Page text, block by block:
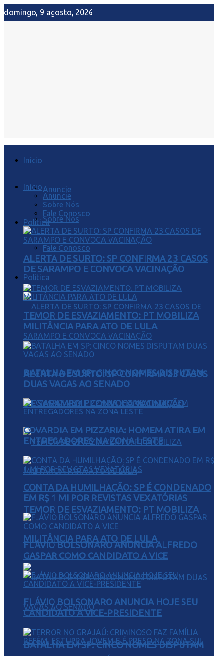
domingo, 9 agosto, 2026
Início
Anuncie
Sobre Nós
Fale Conosco
Política
ALERTA DE SURTO: SP CONFIRMA 23 CASOS
DE SARAMPO E CONVOCA VACINAÇÃO
TEMOR DE ESVAZIAMENTO: PT MOBILIZA
MILITÂNCIA PARA ATO DE LULA
BATALHA EM SP: CINCO NOMES DISPUTAM
Início
Anuncie
Sobre Nós
Fale Conosco
Política
ALERTA DE SURTO: SP CONFIRMA 23 CASOS
DE SARAMPO E CONVOCA VACINAÇÃO
TEMOR DE ESVAZIAMENTO: PT MOBILIZA
MILITÂNCIA PARA ATO DE LULA
BATALHA EM SP: CINCO NOMES DISPUTAM
DUAS VAGAS AO SENADO
COVARDIA EM PIZZARIA: HOMEM ATIRA EM
ENTREGADORES NA ZONA LESTE
CONTA DA HUMILHAÇÃO: SP É CONDENADO
EM R$ 1 MI POR REVISTAS VEXATÓRIAS
FLÁVIO BOLSONARO ANUNCIA ALFREDO
GASPAR COMO CANDIDATO A VICE
FLÁVIO BOLSONARO ANUNCIA HOJE SEU
CANDIDATO A VICE-PRESIDENTE